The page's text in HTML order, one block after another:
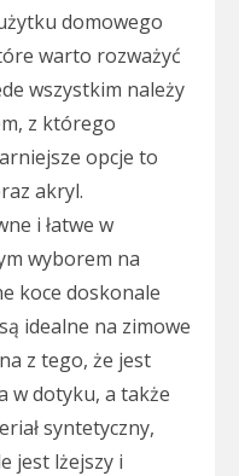
domowego
warto rozważyć
wszystkim należy
z którego
opcje to
akryl.
i łatwe w
wyborem na
koce doskonale
idealne na zimowe
z tego, że jest
w dotyku, a także
syntetyczny,
jest lżejszy i